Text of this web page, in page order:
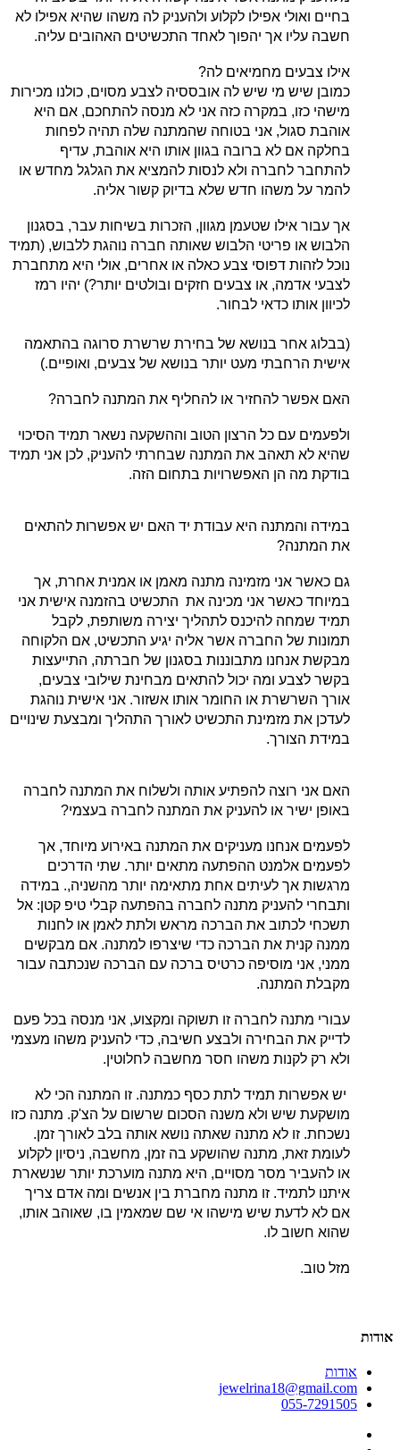
בחיים ואולי אפילו לקלוע ולהעניק לה משהו שהיא אפילו לא
חשבה עליו אך יהפוך לאחד התכשיטים האהובים עליה.
אילו צבעים מחמיאים לה?
כמובן שיש מי שיש לה אובססיה לצבע מסוים, כולנו מכירות
מישהי כזו, במקרה כזה אני לא מנסה להתחכם, אם היא
אוהבת סגול, אני בטוחה שהמתנה שלה תהיה לפחות
בחלקה אם לא ברובה בגוון אותו היא אוהבת, עדיף
להתחבר לחברה ולא לנסות להמציא את הגלגל מחדש או
להמר על משהו חדש שלא בדיוק קשור אליה.
אך עבור אילו שטעמן מגוון, הזכרות בשיחות עבר, בסגנון
הלבוש או פריטי הלבוש שאותה חברה נוהגת ללבוש, (תמיד
נוכל לזהות דפוסי צבע כאלה או אחרים, אולי היא מתחברת
לצבעי אדמה, או צבעים חזקים ובולטים יותר?) יהיו רמז
לכיוון אותו כדאי לבחור.
(בבלוג אחר בנושא של בחירת שרשרת סרוגה בהתאמה
אישית הרחבתי מעט יותר בנושא של צבעים, ואופיים.)
האם אפשר להחזיר או להחליף את המתנה לחברה?
ולפעמים עם כל הרצון הטוב וההשקעה נשאר תמיד הסיכוי
שהיא לא תאהב את המתנה שבחרתי להעניק, לכן אני תמיד
בודקת מה הן האפשרויות בתחום הזה.
במידה והמתנה היא עבודת יד האם יש אפשרות להתאים
את המתנה?
גם כאשר אני מזמינה מתנה מאמן או אמנית אחרת, אך
במיוחד כאשר אני מכינה את התכשיט בהזמנה אישית אני
תמיד שמחה להיכנס לתהליך יצירה משותפת, לקבל
תמונות של החברה אשר אליה יגיע התכשיט, אם הלקוחה
מבקשת אנחנו מתבוננות בסגנון של חברתה, התייעצות
בקשר לצבע ומה יכול להתאים מבחינת שילובי צבעים,
אורך השרשרת או החומר אותו אשזור. אני אישית נוהגת
לעדכן את מזמינת התכשיט לאורך התהליך ומבצעת שינויים
במידת הצורך.
האם אני רוצה להפתיע אותה ולשלוח את המתנה לחברה
באופן ישיר או להעניק את המתנה לחברה בעצמי?
לפעמים אנחנו מעניקים את המתנה באירוע מיוחד, אך
לפעמים אלמנט ההפתעה מתאים יותר. שתי הדרכים
מרגשות אך לעיתים אחת מתאימה יותר מהשניה,. במידה
ותבחרי להעניק מתנה לחברה בהפתעה קבלי טיפ קטן: אל
תשכחי לכתוב את הברכה מראש ולתת לאמן או לחנות
ממנה קנית את הברכה כדי שיצרפו למתנה. אם מבקשים
ממני, אני מוסיפה כרטיס ברכה עם הברכה שנכתבה עבור
מקבלת המתנה.
עבורי מתנה לחברה זו תשוקה ומקצוע, אני מנסה בכל פעם
לדייק את הבחירה ולבצע חשיבה, כדי להעניק משהו מעצמי
ולא רק לקנות משהו חסר מחשבה לחלוטין.
יש אפשרות תמיד לתת כסף כמתנה. זו המתנה הכי לא
מושקעת שיש ולא משנה הסכום שרשום על הצ'ק. מתנה כזו
נשכחת. זו לא מתנה שאתה נושא אותה בלב לאורך זמן.
לעומת זאת, מתנה שהושקע בה זמן, מחשבה, ניסיון לקלוע
או להעביר מסר מסויים, היא מתנה מוערכת יותר שנשארת
איתנו לתמיד. זו מתנה מחברת בין אנשים ומה אדם צריך
אם לא לדעת שיש מישהו אי שם שמאמין בו, שאוהב אותו,
שהוא חשוב לו.
מזל טוב.
אודות
אודות
jewelrina18@gmail.com
055-7291505